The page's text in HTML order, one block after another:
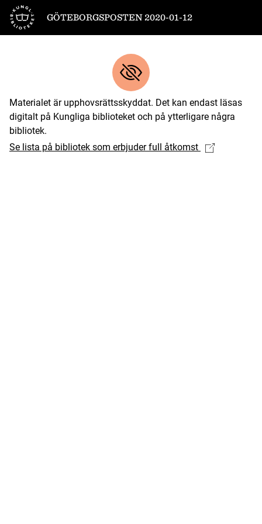
Till startsidan
GÖTEBORGSPOSTEN 2020-01-12
Materialet är upphovsrättsskyddat. Det kan endast läsas
digitalt på Kungliga biblioteket och på ytterligare några
bibliotek.
Se lista på bibliotek som erbjuder full åtkomst